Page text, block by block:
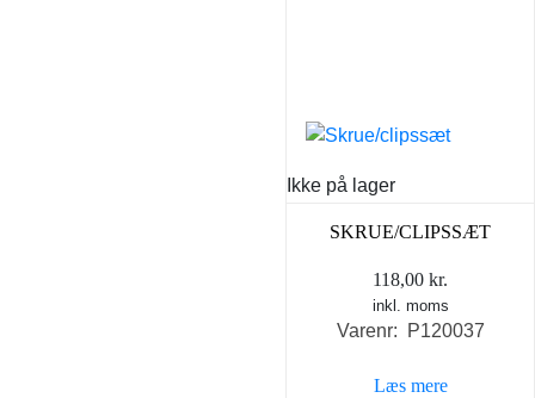
Ikke på lager
SKRUE/CLIPSSÆT
118,00 kr.
inkl. moms
Varenr: P120037
Læs mere